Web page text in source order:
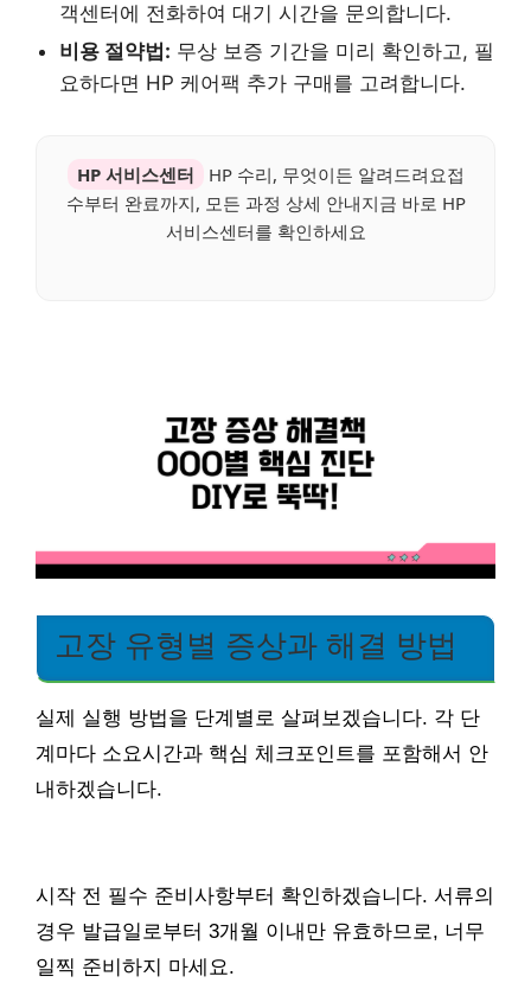
객센터에 전화하여 대기 시간을 문의합니다.
비용 절약법: 무상 보증 기간을 미리 확인하고, 필
요하다면 HP 케어팩 추가 구매를 고려합니다.
HP 서비스센터
HP 수리, 무엇이든 알려드려요접
수부터 완료까지, 모든 과정 상세 안내지금 바로 HP
서비스센터를 확인하세요
고장 유형별 증상과 해결 방법
실제 실행 방법을 단계별로 살펴보겠습니다. 각 단
계마다 소요시간과 핵심 체크포인트를 포함해서 안
내하겠습니다.
시작 전 필수 준비사항부터 확인하겠습니다. 서류의
경우 발급일로부터 3개월 이내만 유효하므로, 너무
일찍 준비하지 마세요.